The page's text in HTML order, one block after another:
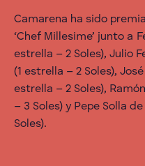
Camarena ha sido
‘Chef Millesime’ junto a
estrella – 2 Soles), Julio
(1 estrella – 2 Soles),
estrella – 2 Soles),
– 3 Soles) y Pepe Solla
Soles).